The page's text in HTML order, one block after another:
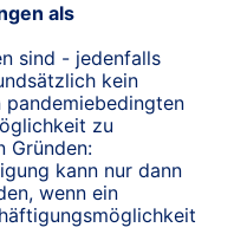
als
sind - jedenfalls
kein
zu
Gründen:
kann nur dann
wenn ein